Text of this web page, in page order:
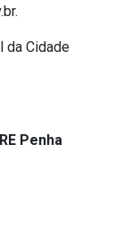
da Cidade
Penha